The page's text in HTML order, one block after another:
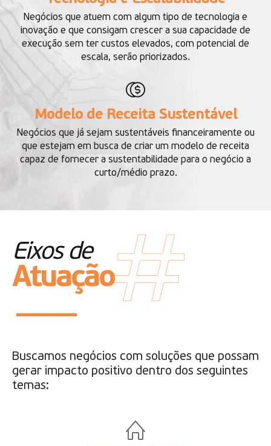
Negócios que atuem com algum tipo de tecnologia e
inovação e que consigam crescer a sua capacidade de
execução sem ter custos elevados, com potencial de
escala, serão priorizados.
Modelo de Receita Sustentável
Negócios que já sejam sustentáveis financeiramente ou
que estejam em busca de criar um modelo de receita
capaz de fornecer a sustentabilidade para o negócio a
curto/médio prazo.
Eixos de
Atuação
Buscamos negócios com soluções que possam
gerar impacto positivo dentro dos seguintes
temas: